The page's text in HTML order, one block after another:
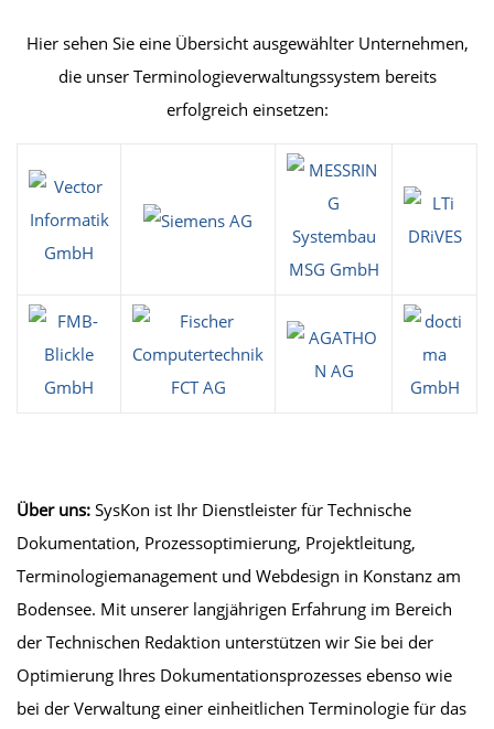
Hier sehen Sie eine Übersicht ausgewählter Unternehmen,
die unser Terminologieverwaltungssystem bereits
erfolgreich einsetzen:
Über uns: SysKon ist Ihr Dienstleister für Technische
Dokumentation, Prozessoptimierung, Projektleitung,
Terminologiemanagement und Webdesign in Konstanz am
Bodensee. Mit unserer langjährigen Erfahrung im Bereich
der Technischen Redaktion unterstützen wir Sie bei der
Optimierung Ihres Dokumentationsprozesses ebenso wie
bei der Verwaltung einer einheitlichen Terminologie für das